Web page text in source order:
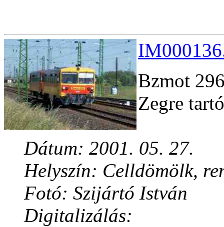
Bzmot
Zegre
Dátum: 2001. 05. 27.
Helyszín: Celldömölk,
Fotó: Szijártó István
Digitalizálás: